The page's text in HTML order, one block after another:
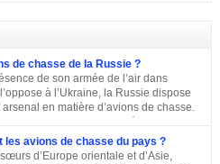
de chasse de la Russie ?
de son armée de l’air dans
à l’Ukraine, la Russie dispose
en matière d’avions de chasse.
avions d’attaque … découvrons
dispose sa force aérienne.
les avions de chasse du pays ?
d’Europe orientale et d’Asie,